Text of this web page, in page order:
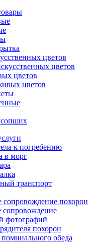
цветов
цветов
цветов
цветов
к погребению
в морг
транспорт
похорон
фотографий
похорон
обеда